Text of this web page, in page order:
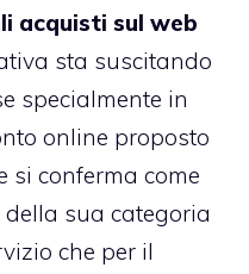
acquisti sul web
sta suscitando
specialmente in
online proposto
si conferma come
sua categoria
che per il